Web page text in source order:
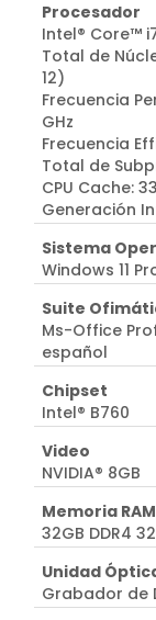
Procesador
Intel® Core™
Total de
12)
Frecuencia
GHz
Frecuencia
Total de
CPU Cache:
Generación
Sistema
Windows 11
Suite
Ms-Office
español
Chipset
Intel® B760
Video
NVIDIA® 8GB
Memoria RAM
32GB DDR4
Unidad
Grabador de